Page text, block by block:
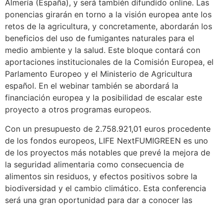
Almería (España), y será también difundido online. Las
ponencias girarán en torno a la visión europea ante los
retos de la agricultura, y concretamente, abordarán los
beneficios del uso de fumigantes naturales para el
medio ambiente y la salud. Este bloque contará con
aportaciones institucionales de la Comisión Europea, el
Parlamento Europeo y el Ministerio de Agricultura
español. En el webinar también se abordará la
financiación europea y la posibilidad de escalar este
proyecto a otros programas europeos.
Con un presupuesto de 2.758.921,01 euros procedente
de los fondos europeos, LIFE NextFUMIGREEN es uno
de los proyectos más notables que prevé la mejora de
la seguridad alimentaria como consecuencia de
alimentos sin residuos, y efectos positivos sobre la
biodiversidad y el cambio climático. Esta conferencia
será una gran oportunidad para dar a conocer las